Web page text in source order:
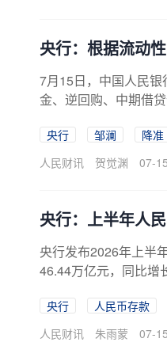
央行：根据流动
7月15日，中国人民
金、逆回购、中期借
央行 邹澜
降准
人民财讯
贺觉渊 07-
央行：上半年人
央行发布2026年上半
46.44万亿元，同比增
央行 人民币存款
人民财讯
朱雨蒙 07-